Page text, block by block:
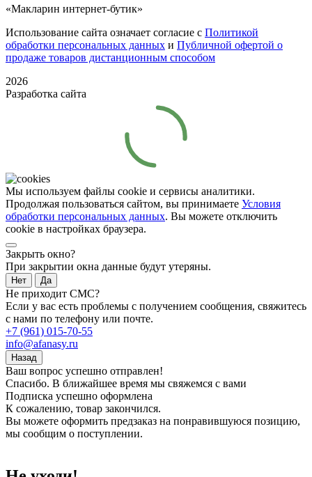
«Макларин интернет-бутик»
Использование сайта означает согласие с Политикой
обработки персональных данных и Публичной офертой о
продаже товаров дистанционным способом
2026
Разработка сайта
Мы используем файлы cookie и сервисы аналитики.
Продолжая пользоваться сайтом, вы принимаете Условия
обработки персональных данных. Вы можете отключить
cookie в настройках браузера.
Закрыть окно?
При закрытии окна данные будут утеряны.
Нет Да
Не приходит СМС?
Если у вас есть проблемы с получением сообщения, свяжитесь
с нами по телефону или почте.
+7 (961) 015-70-55
info@afanasy.ru
Назад
Ваш вопрос успешно отправлен!
Спасибо. В ближайшее время мы свяжемся с вами
Подписка успешно оформлена
К сожалению, товар закончился.
Вы можете оформить предзаказ на понравившуюся позицию,
мы сообщим о поступлении.